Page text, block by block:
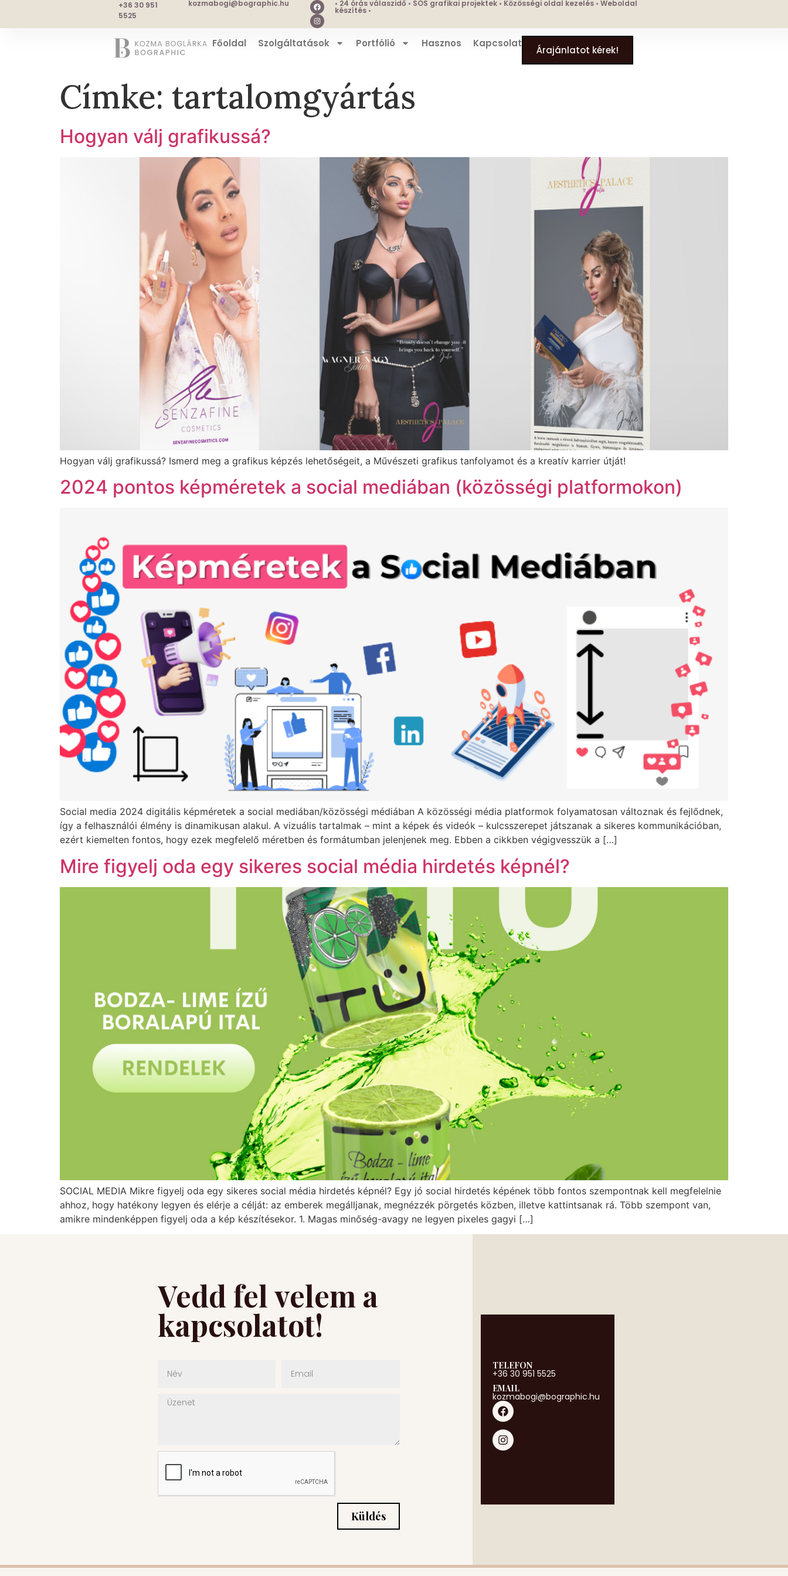
+36 30 951
5525
kozmabogi@bographic.hu • 24 órás válaszidő • SOS grafikai projektek • Közösségi oldal kezelés • Weboldal
készítés •
Főoldal Szolgáltatások Portfólió Hasznos Kapcsolat
Árajánlatot kérek!
Címke: tartalomgyártás
Hogyan válj grafikussá?
Hogyan válj grafikussá? Ismerd meg a grafikus képzés lehetőségeit, a Művészeti grafikus tanfolyamot és a kreatív karrier útját!
2024 pontos képméretek a social mediában (közösségi platformokon)
Social media 2024 digitális képméretek a social mediában/közösségi médiában A közösségi média platformok folyamatosan változnak és fejlődnek,
így a felhasználói élmény is dinamikusan alakul. A vizuális tartalmak – mint a képek és videók – kulcsszerepet játszanak a sikeres kommunikációban,
ezért kiemelten fontos, hogy ezek megfelelő méretben és formátumban jelenjenek meg. Ebben a cikkben végigvesszük a […]
Mire figyelj oda egy sikeres social média hirdetés képnél?
SOCIAL MEDIA Mikre figyelj oda egy sikeres social média hirdetés képnél? Egy jó social hirdetés képének több fontos szempontnak kell megfelelnie
ahhoz, hogy hatékony legyen és elérje a célját: az emberek megálljanak, megnézzék pörgetés közben, illetve kattintsanak rá. Több szempont van,
amikre mindenképpen figyelj oda a kép készítésekor. 1. Magas minőség-avagy ne legyen pixeles gagyi […]
Vedd fel velem a
kapcsolatot!
Küldés
TELEFON
+36 30 951 5525
EMAIL
kozmabogi@bographic.hu